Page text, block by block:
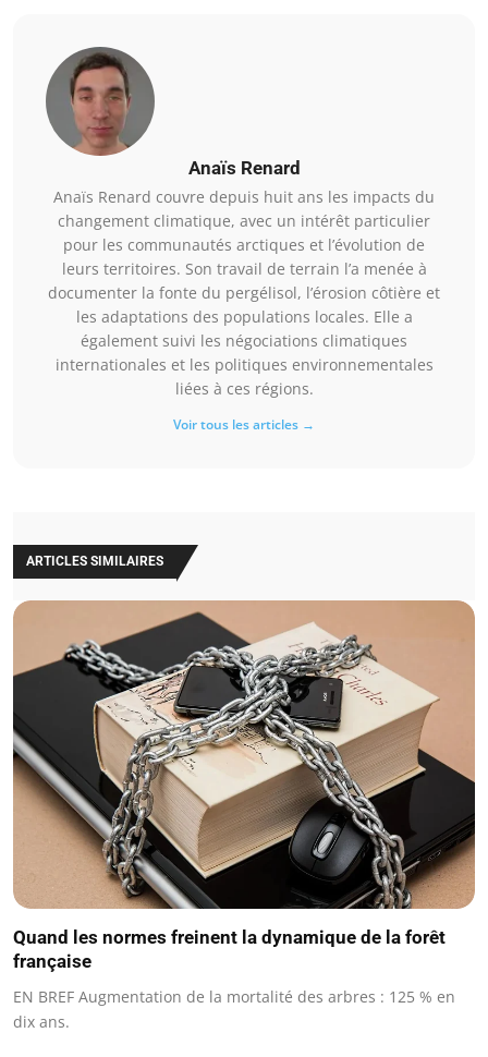
Anaïs Renard
Anaïs Renard couvre depuis huit ans les impacts du
changement climatique, avec un intérêt particulier
pour les communautés arctiques et l’évolution de
leurs territoires. Son travail de terrain l’a menée à
documenter la fonte du pergélisol, l’érosion côtière et
les adaptations des populations locales. Elle a
également suivi les négociations climatiques
internationales et les politiques environnementales
liées à ces régions.
Voir tous les articles →
ARTICLES SIMILAIRES
Quand les normes freinent la dynamique de la forêt
française
EN BREF Augmentation de la mortalité des arbres : 125 % en
dix ans.